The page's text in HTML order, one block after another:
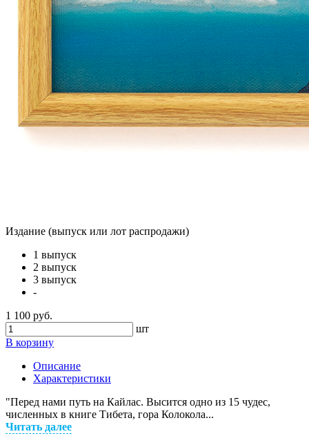
Издание (выпуск или лот распродажи)
1 выпуск
2 выпуск
3 выпуск
-
1 100 руб.
шт
В корзину
Описание
Характеристики
"Перед нами путь на Кайлас. Высится одно из 15 чудес,
численных в книге Тибета, гора Колокола...
Читать далее